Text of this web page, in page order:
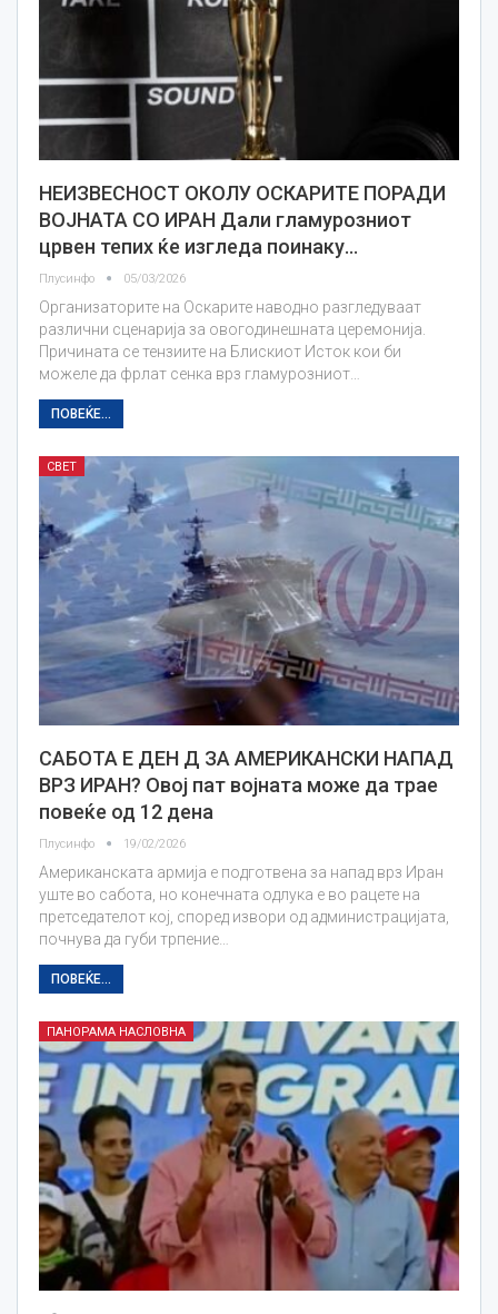
НЕИЗВЕСНОСТ ОКОЛУ ОСКАРИТЕ ПОРАДИ
ВОЈНАТА СО ИРАН Дали гламурозниот
црвен тепих ќе изгледа поинаку…
Плусинфо 05/03/2026
Организаторите на Оскарите наводно разгледуваат
различни сценарија за овогодинешната церемонија.
Причината се тензиите на Блискиот Исток кои би
можеле да фрлат сенка врз гламурозниот…
ПОВЕЌЕ...
СВЕТ
САБОТА Е ДЕН Д ЗА АМЕРИКАНСКИ НАПАД
ВРЗ ИРАН? Овој пат војната може да трае
повеќе од 12 дена
Плусинфо 19/02/2026
Американската армија е подготвена за напад врз Иран
уште во сабота, но конечната одлука е во рацете на
претседателот кој, според извори од администрацијата,
почнува да губи трпение…
ПОВЕЌЕ...
ПАНОРАМА НАСЛОВНА